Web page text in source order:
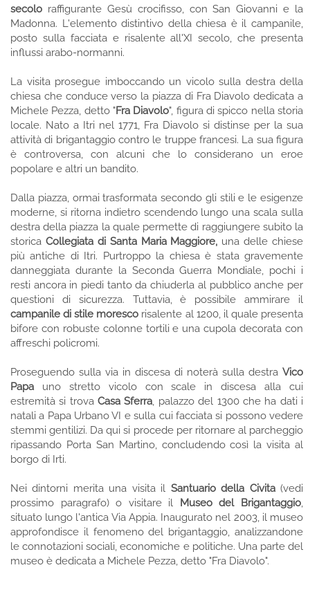
secolo raffigurante Gesù crocifisso, con San Giovanni e la
Madonna. L'elemento distintivo della chiesa è il campanile,
posto sulla facciata e risalente all'XI secolo, che presenta
influssi arabo-normanni.
La visita prosegue imboccando un vicolo sulla destra della
chiesa che conduce verso la piazza di Fra Diavolo dedicata a
Michele Pezza, detto "Fra Diavolo", figura di spicco nella storia
locale. Nato a Itri nel 1771, Fra Diavolo si distinse per la sua
attività di brigantaggio contro le truppe francesi. La sua figura
è controversa, con alcuni che lo considerano un eroe
popolare e altri un bandito.
Dalla piazza, ormai trasformata secondo gli stili e le esigenze
moderne, si ritorna indietro scendendo lungo una scala sulla
destra della piazza la quale permette di raggiungere subito la
storica Collegiata di Santa Maria Maggiore, una delle chiese
più antiche di Itri. Purtroppo la chiesa è stata gravemente
danneggiata durante la Seconda Guerra Mondiale, pochi i
resti ancora in piedi tanto da chiuderla al pubblico anche per
questioni di sicurezza. Tuttavia, è possibile ammirare il
campanile di stile moresco risalente al 1200, il quale presenta
bifore con robuste colonne tortili e una cupola decorata con
affreschi policromi.
Proseguendo sulla via in discesa di noterà sulla destra Vico
Papa uno stretto vicolo con scale in discesa alla cui
estremità si trovaCasa Sferra, palazzo del 1300 che ha dati i
natali a Papa Urbano VI e sulla cui facciata si possono vedere
stemmi gentilizi. Da qui si procede per ritornare al parcheggio
ripassando Porta San Martino, concludendo così la visita al
borgo di Irti.
Nei dintorni merita una visita il Santuario della Civita(vedi
prossimo paragrafo) o visitare il Museo del Brigantaggio,
situato lungo l'antica Via Appia. Inaugurato nel 2003, il museo
approfondisce il fenomeno del brigantaggio, analizzandone
le connotazioni sociali, economiche e politiche. Una parte del
museo è dedicata a Michele Pezza, detto "Fra Diavolo".